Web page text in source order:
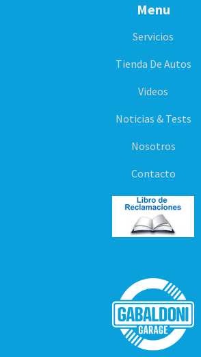
Menu
Servicios
Tienda De Autos
Videos
Noticias & Tests
Nosotros
Contacto